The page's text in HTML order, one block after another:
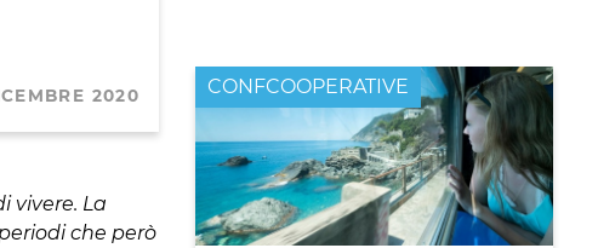
2020
vivere. La
che però
CONFCOOPERATIVE